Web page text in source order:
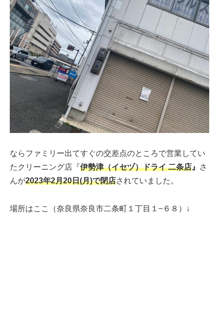
ならファミリー出てすぐの交差点のところで営業してい
たクリーニング店『 伊勢津（イセヅ）ドライ 二条店』
さ
んが2023年2月20日(月)で閉店されていました。
場所はここ（奈良県奈良市二条町１丁目１−６８）↓